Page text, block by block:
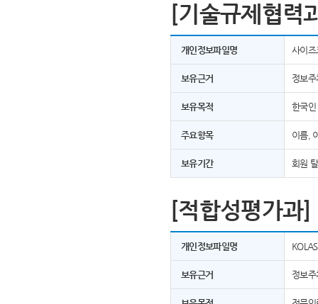
[기술규제협력
개인정보파일명 사이즈
보유근거 정보
보유목적 한국
주요항목 이름,
보유기간 회원
[적합성평가과]
개인정보파일명
보유근거 정보